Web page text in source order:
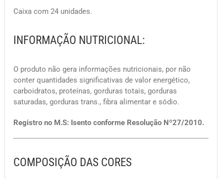
Caixa com 24 unidades.
INFORMAÇÃO NUTRICIONAL:
O produto não gera informações nutricionais, por não
conter quantidades significativas de valor energético,
carboidratos, proteínas, gorduras totais, gorduras
saturadas, gorduras trans., fibra alimentar e sódio.
Registro no M.S: Isento conforme Resolução Nº27/2010.
COMPOSIÇÃO DAS CORES